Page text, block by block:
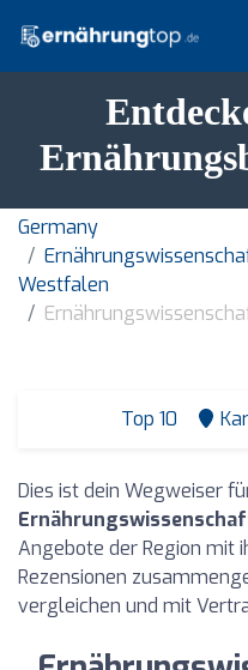
Germany
Westfalen
Top 10
Dies ist dein Wegweiser
Angebote der Region mit
Rezensionen
vergleichen und mit